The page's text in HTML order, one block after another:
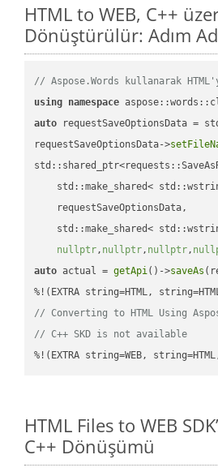
HTML to WEB, C++
Dönüştürülür: Adım
// Aspose.Words kullanarak
using namespace
auto requestSaveOptionsData =
requestSaveOptionsData->
std::make_shared<
    requestSaveOptionsData,
std::make_shared<
nullptr, nullptr, nullptr,
auto actual = getApi()->saveAs
// Converting to HTML Using
// C++ SKD is not available
%!(EXTRA string=WEB,
HTML Files to WEB
C++ Dönüşümü